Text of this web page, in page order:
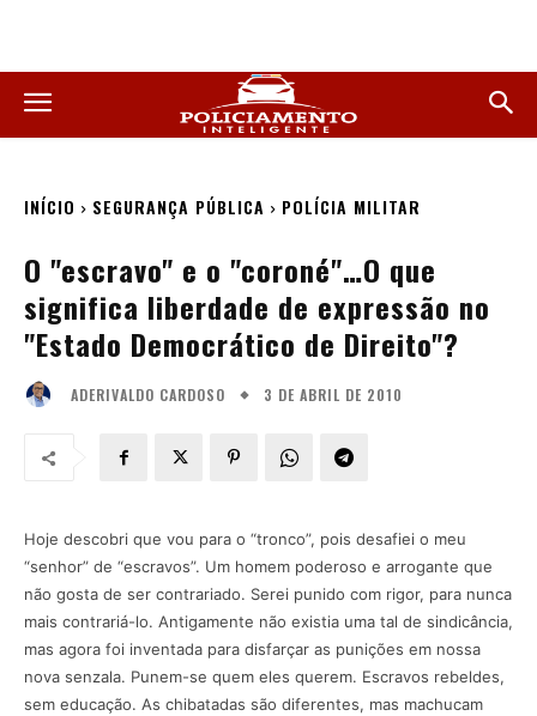
INÍCIO SEGURANÇA PÚBLICA POLÍCIA MILITAR
O "escravo" e o "coroné"…O que
significa liberdade de expressão no
"Estado Democrático de Direito"?
ADERIVALDO CARDOSO 3 DE ABRIL DE 2010
Hoje descobri que vou para o “tronco”, pois desafiei o meu
“senhor” de “escravos”. Um homem poderoso e arrogante que
não gosta de ser contrariado. Serei punido com rigor, para nunca
mais contrariá-lo. Antigamente não existia uma tal de sindicância,
mas agora foi inventada para disfarçar as punições em nossa
nova senzala. Punem-se quem eles querem. Escravos rebeldes,
sem educação. As chibatadas são diferentes, mas machucam